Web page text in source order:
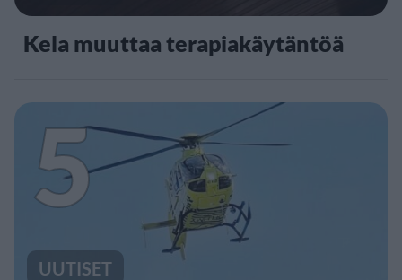
Kela muuttaa terapiakäytäntöä
5
UUTISET